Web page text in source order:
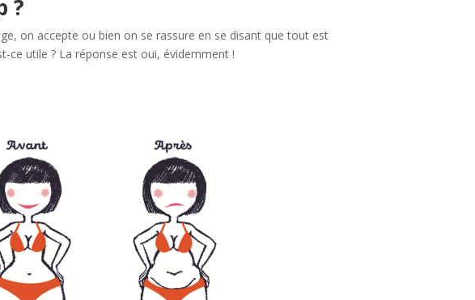
?
on accepte ou bien on se rassure en se disant que tout est
ce utile ? La réponse est oui, évidemment !